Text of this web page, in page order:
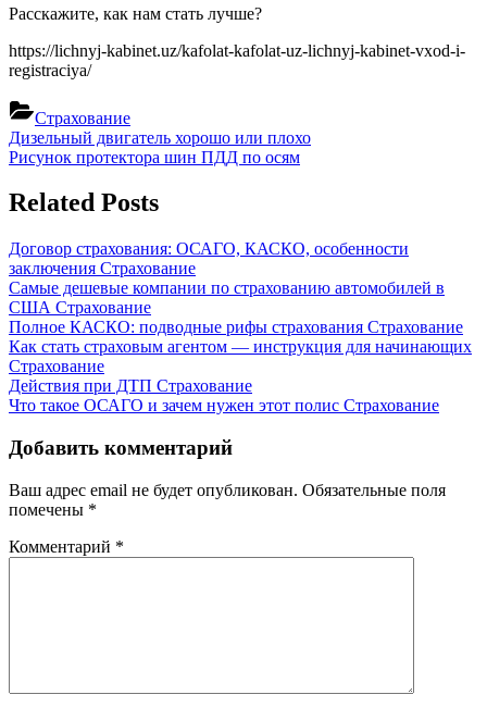
Расскажите, как нам стать лучше?
https://lichnyj-kabinet.uz/kafolat-kafolat-uz-lichnyj-kabinet-vxod-i-
registraciya/
Страхование
Навигация
по
записям
Previous
Post:
Дизельный двигатель хорошо или плохо
Next
Рисунок протектора шин ПДД по осям
Related Posts
Договор страхования: ОСАГО, КАСКО, особенности
заключения Страхование
Самые дешевые компании по страхованию автомобилей в
США Страхование
Полное КАСКО: подводные рифы страхования Страхование
Как стать страховым агентом — инструкция для начинающих
Страхование
Действия при ДТП Страхование
Что такое ОСАГО и зачем нужен этот полис Страхование
Добавить комментарий
Ваш адрес email не будет опубликован. Обязательные поля
помечены *
Комментарий *